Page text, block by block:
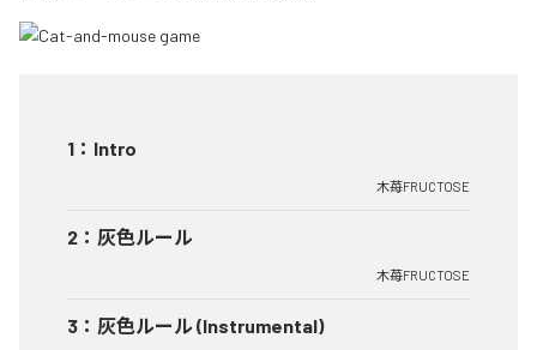
1 ： Intro
木苺FRUCTOSE
2 ： 灰色ルール
木苺FRUCTOSE
3 ： 灰色ルール (Instrumental)